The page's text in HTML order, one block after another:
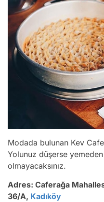
Modada bulunan Kev
Yolunuz düşerse
olmayacaksınız.
Adres: Caferağa
36/A, Kadıköy